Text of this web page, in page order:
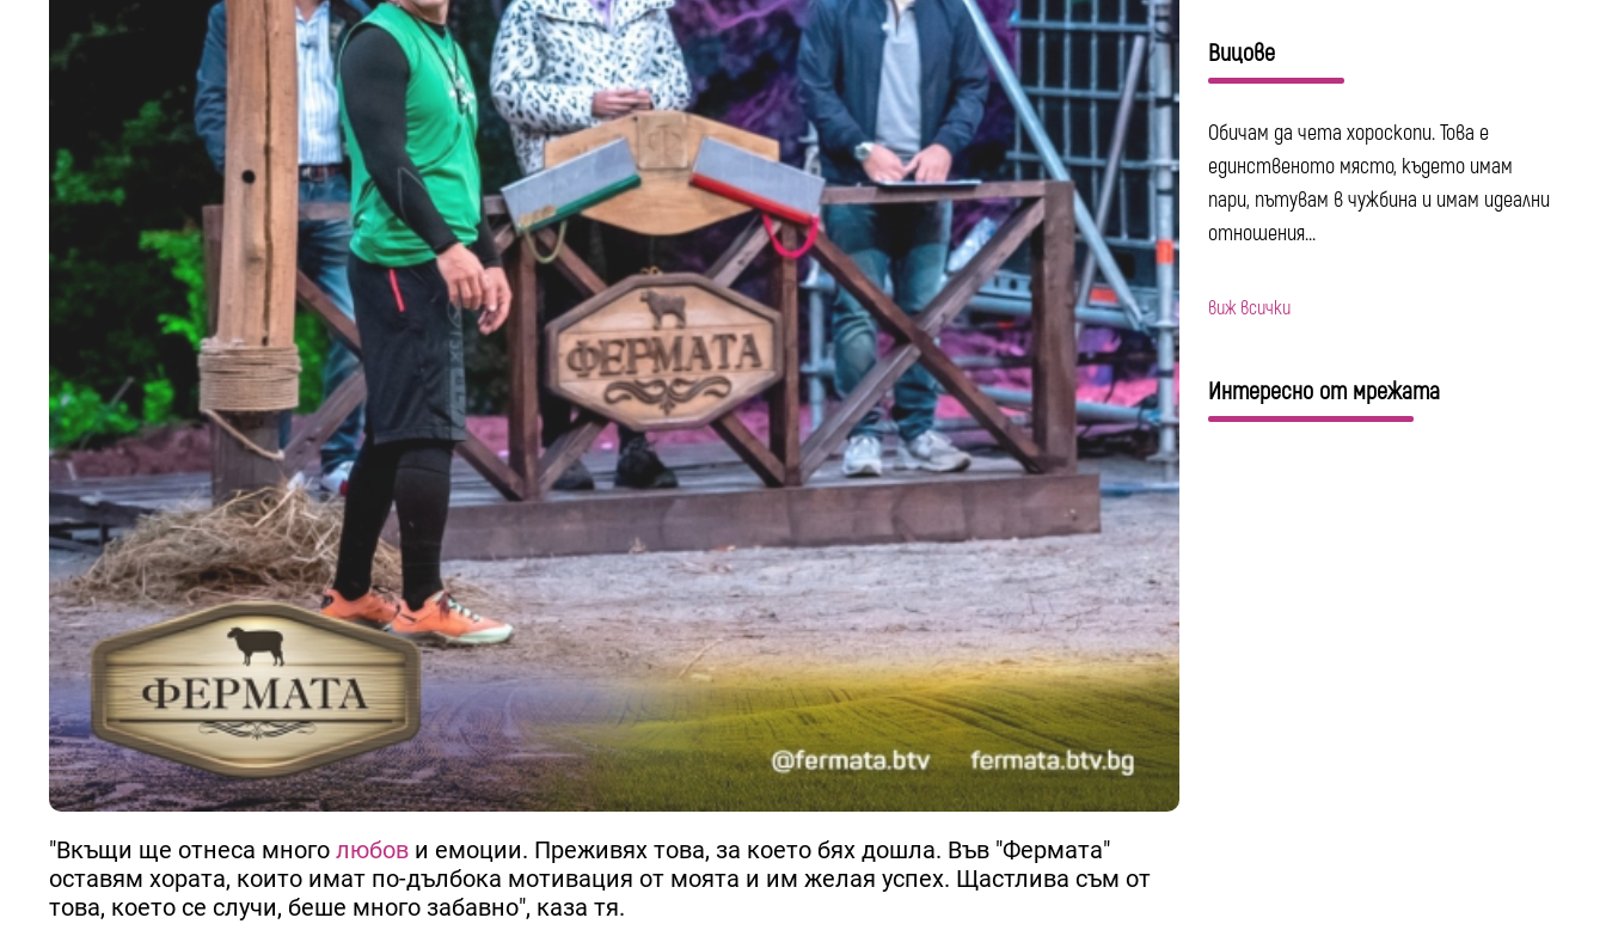
"Вкъщи ще отнеса много любов и емоции. Преживях това, за което бях дошла. Във "Фермата"
оставям хората, които имат по-дълбока мотивация от моята и им желая успех. Щастлива съм от
това, което се случи, беше много забавно", каза тя.
Вицове
Обичам да чета хороскопи. Това е
единственото място, където имам
пари, пътувам в чужбина и имам идеални
отношения...
виж всички
Интересно от мрежата